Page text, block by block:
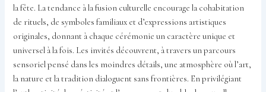
la fête. La tendance à la fusion culturelle encourage la cohabitation
de rituels, de symboles familiaux et d’expressions artistiques
originales, donnant à chaque cérémonie un caractère unique et
universel à la fois. Les invités découvrent, à travers un parcours
sensoriel pensé dans les moindres détails, une atmosphère où l’art,
la nature et la tradition dialoguent sans frontières. En privilégiant